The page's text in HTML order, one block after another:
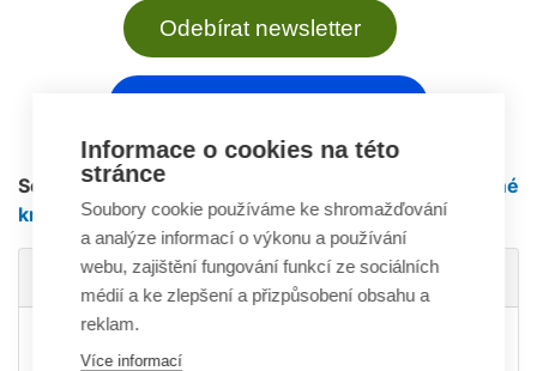
Odebírat newsletter
Související literaturu najdete v naší
Odborné
knihovně.
Autor/ka
Informace o cookies na této
stránce
Soubory cookie používáme ke shromažďování
a analýze informací o výkonu a používání
webu, zajištění fungování funkcí ze sociálních
médií a ke zlepšení a přizpůsobení obsahu a
reklam.
Více informací